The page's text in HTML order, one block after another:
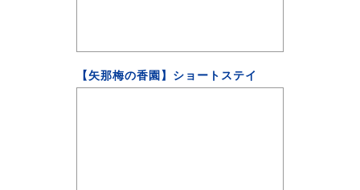
【矢那梅の香園】ショートステイ